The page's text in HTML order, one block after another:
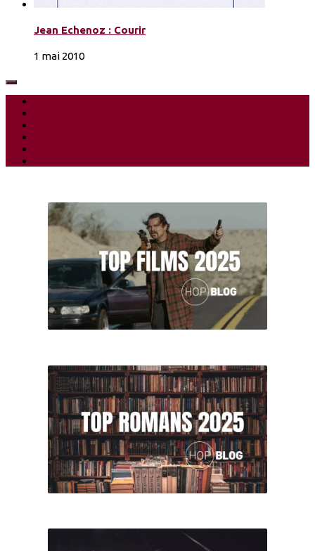
Jean Echenoz : Courir
1 mai 2010